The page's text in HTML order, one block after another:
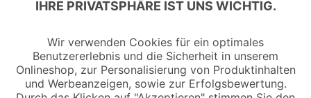
Copyright © 2026 Jungheinrich PROFISHOP